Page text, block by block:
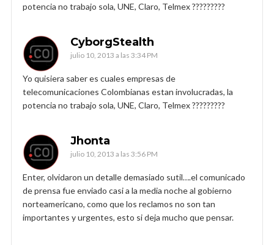
potencia no trabajo sola, UNE, Claro, Telmex ?????????
CyborgStealth
julio 10, 2013 a las 3:34 PM
Yo quisiera saber es cuales empresas de
telecomunicaciones Colombianas estan involucradas, la
potencia no trabajo sola, UNE, Claro, Telmex ?????????
Jhonta
julio 10, 2013 a las 3:56 PM
Enter, olvidaron un detalle demasiado sutil….el comunicado
de prensa fue enviado casi a la media noche al gobierno
norteamericano, como que los reclamos no son tan
importantes y urgentes, esto si deja mucho que pensar.